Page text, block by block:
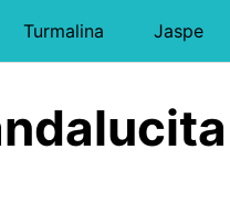
Turmalina Jaspe